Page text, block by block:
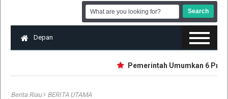
Depan
Pemerintah Umumkan 6
Berita Riau BERITA UTAMA